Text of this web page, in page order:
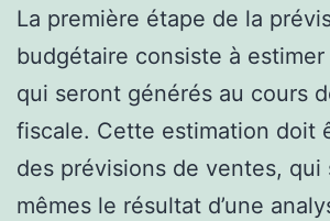
La première étape de la
budgétaire consiste à
qui seront générés au cours
fiscale. Cette estimation doit
des prévisions de ventes, qui
mêmes le résultat d’une